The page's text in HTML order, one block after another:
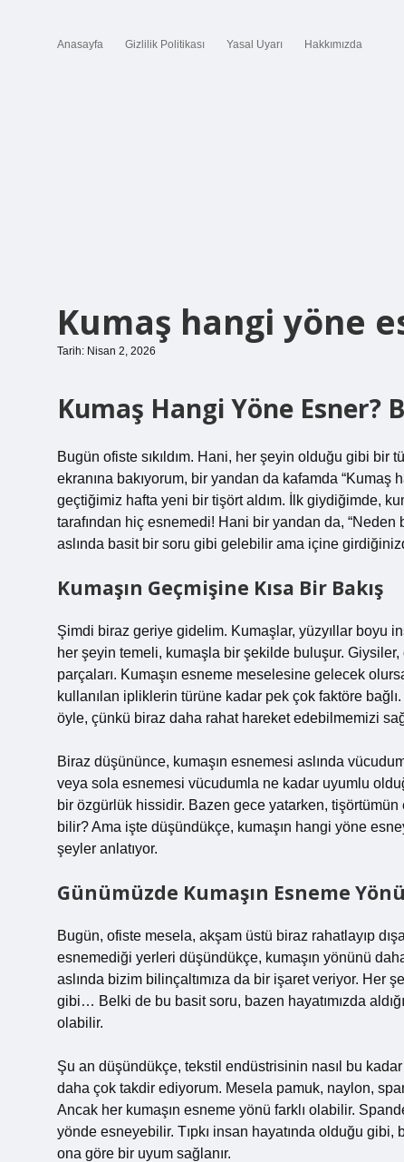
Anasayfa Gizlilik Politikası Yasal Uyarı Hakkımızda
Kumaş hangi yöne
Tarih: Nisan 2, 2026
Kumaş Hangi Yöne Esner?
Bugün ofiste sıkıldım. Hani, her şeyin olduğu gibi bir
ekranına bakıyorum, bir yandan da kafamda
geçtiğimiz hafta yeni bir tişört aldım. İlk giydiğimde,
tarafından hiç esnemedi! Hani bir yandan da,
aslında basit bir soru gibi gelebilir ama içine
Kumaşın Geçmişine Kısa Bir Bakış
Şimdi biraz geriye gidelim. Kumaşlar, yüzyıllar boyu
her şeyin temeli, kumaşla bir şekilde buluşur. Giysiler,
parçaları. Kumaşın esneme meselesine gelecek
kullanılan ipliklerin türüne kadar pek çok faktöre
öyle, çünkü biraz daha rahat hareket edebilmemizi
Biraz düşününce, kumaşın esnemesi aslında
veya sola esnemesi vücudumla ne kadar uyumlu
bir özgürlük hissidir. Bazen gece yatarken,
bilir? Ama işte düşündükçe, kumaşın hangi yöne
şeyler anlatıyor.
Günümüzde Kumaşın Esneme Yönü
Bugün, ofiste mesela, akşam üstü biraz rahatlayıp
esnemediği yerleri düşündükçe, kumaşın yönünü
aslında bizim bilinçaltımıza da bir işaret veriyor. Her
gibi… Belki de bu basit soru, bazen hayatımızda
olabilir.
Şu an düşündükçe, tekstil endüstrisinin nasıl bu
daha çok takdir ediyorum. Mesela pamuk, naylon,
Ancak her kumaşın esneme yönü farklı olabilir.
yönde esneyebilir. Tıpkı insan hayatında olduğu
ona göre bir uyum sağlanır.